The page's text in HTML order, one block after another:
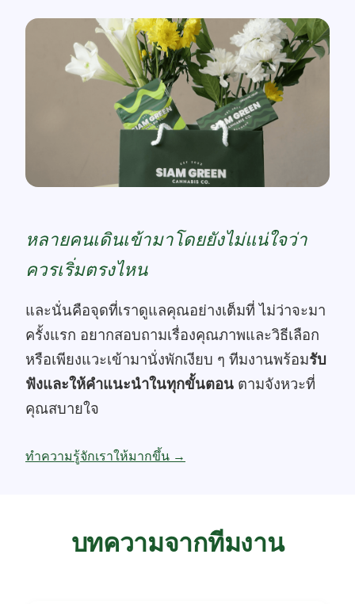
หลายคนเดินเข้ามาโดยยังไม่แน่ใจว่า
ควรเริ่มตรงไหน
และนั่นคือจุดที่เราดูแลคุณอย่างเต็มที่ ไม่ว่าจะมา
ครั้งแรก อยากสอบถามเรื่องคุณภาพและวิธีเลือก
หรือเพียงแวะเข้ามานั่งพักเงียบ ๆ ทีมงานพร้อมรับ
ฟังและให้คำแนะนำในทุกขั้นตอน ตามจังหวะที่
คุณสบายใจ
ทำความรู้จักเราให้มากขึ้น →
บทความจากทีมงาน